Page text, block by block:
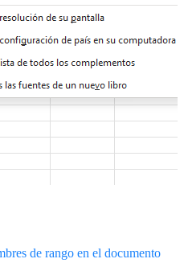
de rango en el documento